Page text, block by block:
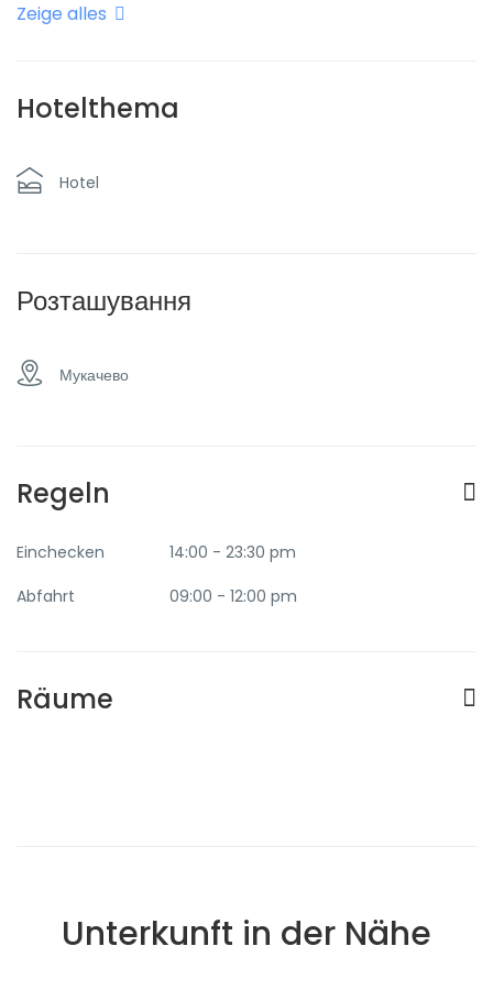
Klimaanlage
Raucherraum
Zeige alles
Hotelthema
Hotel
Розташування
Мукачево
Regeln
Einchecken
14:00 - 23:30 pm
Abfahrt
09:00 - 12:00 pm
Räume
Unterkunft in der Nähe